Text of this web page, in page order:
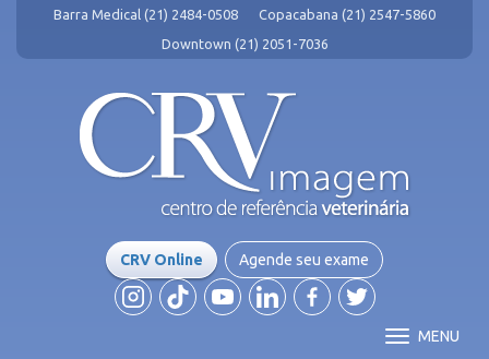
Barra Medical (21) 2484-0508
Copacabana (21) 2547-5860
Downtown (21) 2051-7036
CRV Online Agende seu exame
MENU